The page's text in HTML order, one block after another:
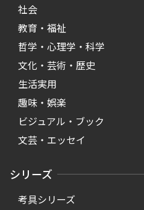
社会
教育・福祉
哲学・心理学・科学
文化・芸術・歴史
生活実用
趣味・娯楽
ビジュアル・ブック
文芸・エッセイ
シリーズ
考具シリーズ